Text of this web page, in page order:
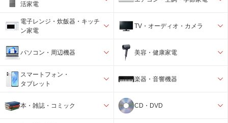
活家電
電子レンジ・炊飯器・キッチ
ン家電
TV・オーディオ・カメラ
パソコン・周辺機器 美容・健康家電
スマートフォン・
タブレット
楽器・音響機器
本・雑誌・コミック CD・DVD